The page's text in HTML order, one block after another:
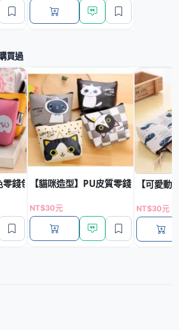
買過
零錢包 - 韓風便攜收納包
【貓咪造型】PU皮質零錢包 - 多功能
NT$30元
【可愛
NT$30元